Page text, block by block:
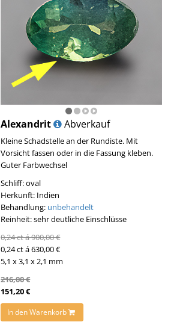
Alexandrit Abverkauf
Kleine Schadstelle an der Rundiste. Mit
Vorsicht fassen oder in die Fassung kleben.
Guter Farbwechsel
Schliff: oval
Herkunft: Indien
Behandlung: unbehandelt
Reinheit: sehr deutliche Einschlüsse
0,24 ct á 900,00 €
0,24 ct á 630,00 €
5,1 x 3,1 x 2,1 mm
216,00 €
151,20 €
In den Warenkorb